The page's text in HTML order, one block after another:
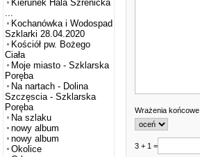
Kierunek Hala Szrenicka
...
Kochanówka i Wodospad
Szklarki 28.04.2020
Kościół pw. Bożego
Ciała
Moje miasto - Szklarska
Poręba
Na nartach - Dolina
Szczęscia - Szklarska
Poręba
Na szlaku
nowy album
nowy album
Okolice
Wrażenia końcowe
3 + 1 =